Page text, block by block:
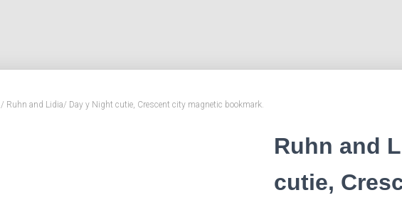
/ Ruhn and Lidia/ Day y Night cutie, Crescent city magnetic bookmark.
Ruhn and
cutie,